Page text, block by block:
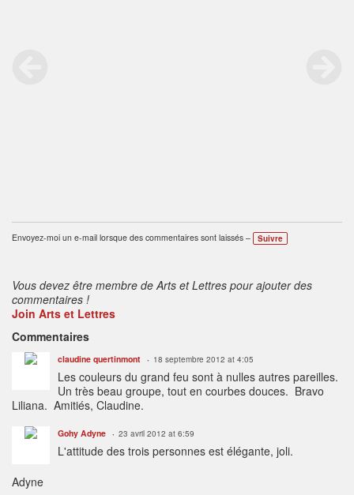
Envoyez-moi un e-mail lorsque des commentaires sont laissés – Suivre
Vous devez être membre de Arts et Lettres pour ajouter des
commentaires !
Join Arts et Lettres
Commentaires
claudine quertinmont 18 septembre 2012 at 4:05
Les couleurs du grand feu sont à nulles autres pareilles.
Un très beau groupe, tout en courbes douces. Bravo
Liliana. Amitiés, Claudine.
Gohy Adyne 23 avril 2012 at 6:59
L'attitude des trois personnes est élégante, joli.
Adyne